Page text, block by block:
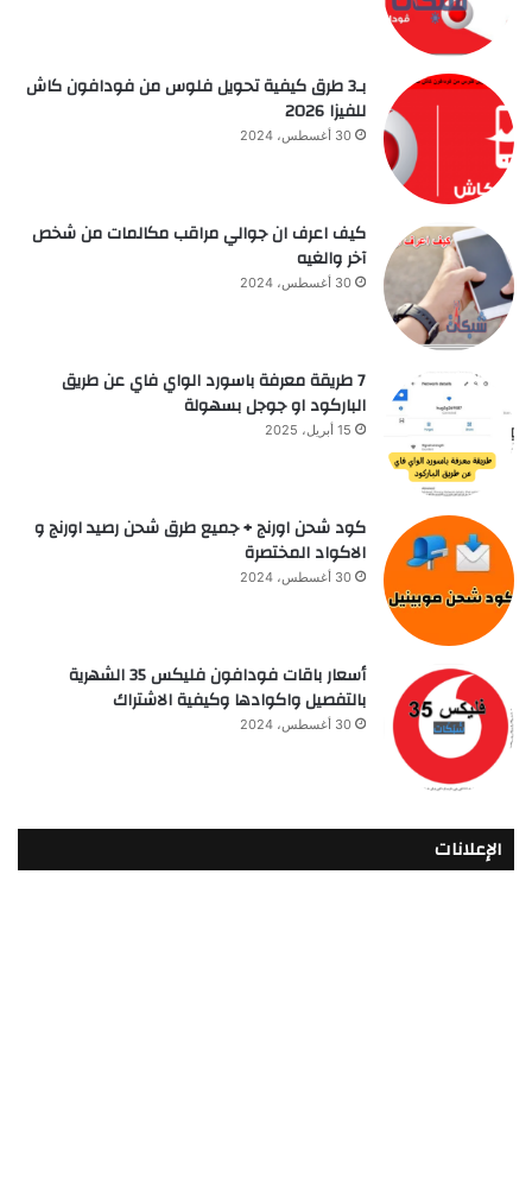
بـ3 طرق كيفية تحويل فلوس من فودافون كاش
للفيزا 2026
30 أغسطس، 2024
كيف اعرف ان جوالي مراقب مكالمات من شخص
آخر والغيه
30 أغسطس، 2024
7 طريقة معرفة باسورد الواي فاي عن طريق
الباركود او جوجل بسهولة
15 أبريل، 2025
كود شحن اورنج + جميع طرق شحن رصيد اورنج و
الاكواد المختصرة
30 أغسطس، 2024
أسعار باقات فودافون فلیکس 35 الشهرية
بالتفصيل واكوادها وكيفية الاشتراك
30 أغسطس، 2024
الإعلانات